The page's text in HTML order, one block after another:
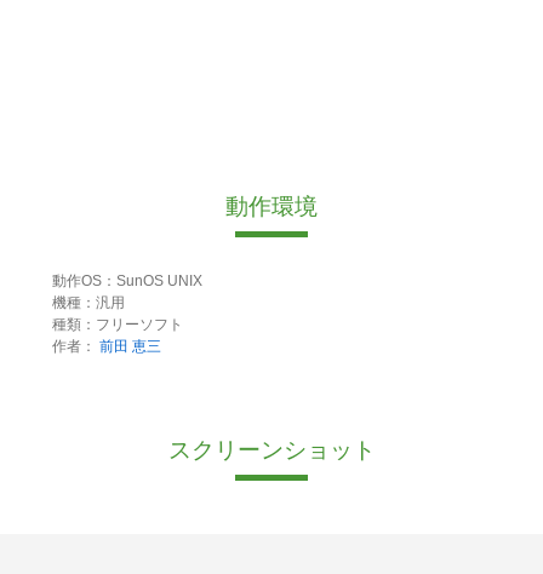
動作環境
動作OS：SunOS UNIX
機種：汎用
種類：フリーソフト
作者： 前田 恵三
スクリーンショット